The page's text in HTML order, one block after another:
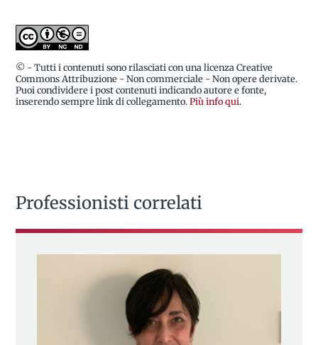
© - Tutti i contenuti sono rilasciati con una licenza Creative
Commons Attribuzione - Non commerciale - Non opere derivate.
Puoi condividere i post contenuti indicando autore e fonte,
inserendo sempre link di collegamento.Più info qui.
Professionisti correlati